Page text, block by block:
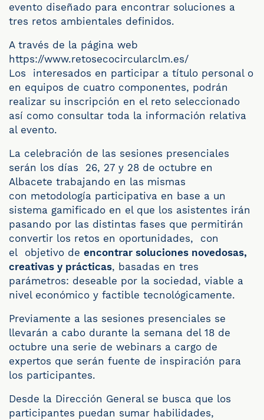
evento diseñado para encontrar soluciones a
tres retos ambientales definidos.
A través de la página web
https://www.retosecocircularclm.es/
Los interesados en participar a título personal o
en equipos de cuatro componentes, podrán
realizar su inscripción en el reto seleccionado
así como consultar toda la información relativa
al evento.
La celebración de las sesiones presenciales
serán los días 26, 27 y 28 de octubre en
Albacete trabajando en las mismas
con metodología participativa en base a un
sistema gamificado en el que los asistentes irán
pasando por las distintas fases que permitirán
convertir los retos en oportunidades, con
el objetivo de encontrar soluciones novedosas,
creativas y prácticas, basadas en tres
parámetros: deseable por la sociedad, viable a
nivel económico y factible tecnológicamente.
Previamente a las sesiones presenciales se
llevarán a cabo durante la semana del 18 de
octubre una serie de webinars a cargo de
expertos que serán fuente de inspiración para
los participantes.
Desde la Dirección General se busca que los
participantes puedan sumar habilidades,